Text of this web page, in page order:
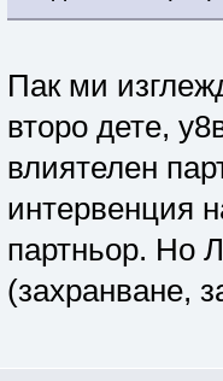
Пак ми
второ дете,
влиятелен
интервенция
партньор. Но
(захранване,